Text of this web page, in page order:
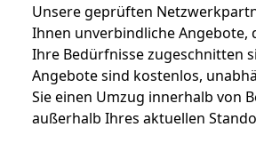
Unsere geprüften
Ihnen unverbindliche Angebote,
Ihre Bedürfnisse zugeschnitten
Angebote sind kostenlos,
Sie einen Umzug innerhalb von
außerhalb Ihres aktuellen